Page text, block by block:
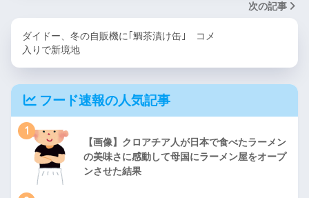
次の記事
ダイドー、冬の自販機に｢鯛茶漬け缶｣ コメ
入りで新境地
フード速報の人気記事
1
【画像】クロアチア人が日本で食べたラーメン
の美味さに感動して母国にラーメン屋をオープ
ンさせた結果